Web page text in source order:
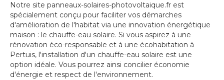
Notre site panneaux-solaires-photovoltaique.fr est
spécialement conçu pour faciliter vos démarches
d'amélioration de l'habitat via une innovation énergétique
maison : le chauffe-eau solaire. Si vous aspirez à une
rénovation éco-responsable et à une écohabitation à
Pertuis, l'installation d'un chauffe-eau solaire est une
option idéale. Vous pourrez ainsi concilier économie
d'énergie et respect de l'environnement.